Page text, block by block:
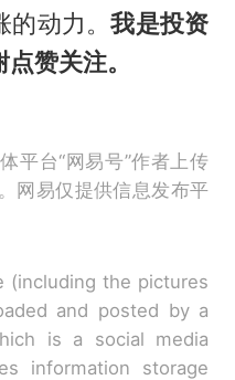
的动力。我是投资
赞关注。
平台“网易号”作者上传
网易仅提供信息发布平
(including the pictures
and posted by a
is a social media
information storage